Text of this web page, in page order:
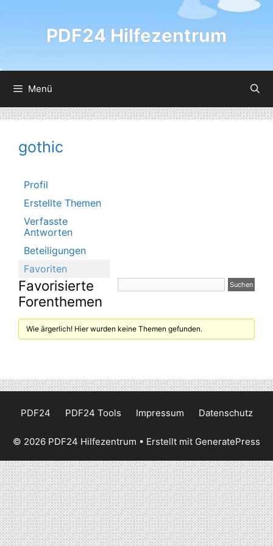
PDF24 Hilfezentrum
Menü
gothic
Profil
Erstellte Themen
Verfasste
Antworten
Beteiligungen
Favoriten
Favorisierte
Forenthemen
Wie ärgerlich! Hier wurden keine Themen gefunden.
PDF24 PDF24 Tools Impressum Datenschutz
© 2026 PDF24 Hilfezentrum • Erstellt mit GeneratePress